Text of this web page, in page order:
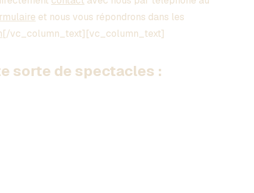
et nous vous répondrons dans les
[/vc_column_text][vc_column_text]
sorte de spectacles :